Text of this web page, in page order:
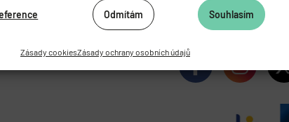
Souhlasím
Odmítám
Zásady cookiesZásady ochrany osobních údajů
ČESKÉ REPUBLIKY